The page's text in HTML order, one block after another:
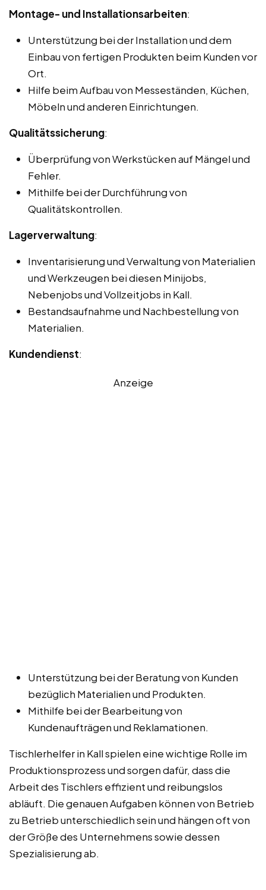
Montage- und Installationsarbeiten:
Unterstützung bei der Installation und dem
Einbau von fertigen Produkten beim Kunden vor
Ort.
Hilfe beim Aufbau von Messeständen, Küchen,
Möbeln und anderen Einrichtungen.
Qualitätssicherung:
Überprüfung von Werkstücken auf Mängel und
Fehler.
Mithilfe bei der Durchführung von
Qualitätskontrollen.
Lagerverwaltung:
Inventarisierung und Verwaltung von Materialien
und Werkzeugen bei diesen Minijobs,
Nebenjobs und Vollzeitjobs in Kall.
Bestandsaufnahme und Nachbestellung von
Materialien.
Kundendienst:
Anzeige
Unterstützung bei der Beratung von Kunden
bezüglich Materialien und Produkten.
Mithilfe bei der Bearbeitung von
Kundenaufträgen und Reklamationen.
Tischlerhelfer in Kall spielen eine wichtige Rolle im
Produktionsprozess und sorgen dafür, dass die
Arbeit des Tischlers effizient und reibungslos
abläuft. Die genauen Aufgaben können von Betrieb
zu Betrieb unterschiedlich sein und hängen oft von
der Größe des Unternehmens sowie dessen
Spezialisierung ab.